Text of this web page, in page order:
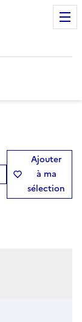
Ajouter
à ma
sélection